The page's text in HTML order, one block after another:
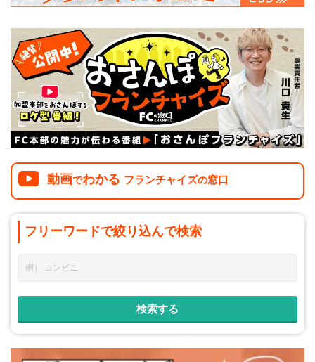
をもっていたりすることがあります。
金融機関と加盟者の間に入ってくれるため、融資の審査
に通りやすいというメリットもあるのです。また、事業
計画書の作成アドバイスなどを受けられるフランチャイ
ズ本部もあります。
フランチャイズ経営は、ノウハウが取得できるだけでな
く数多くのサポート受けスキルも習得することができま
す。さまざまな団体の独立支援制度を調べながら、時間
きる方法のひとつです。
動画でわかる フランチャイズの窓口
フリーワードで絞り込んで検索